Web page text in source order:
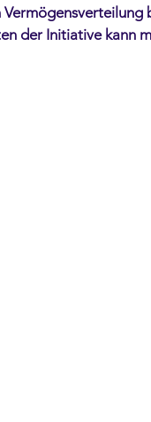
der Initiative kann